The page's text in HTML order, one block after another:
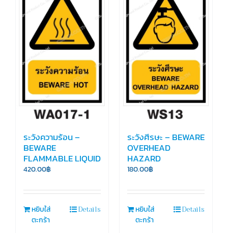
ระวังความร้อน –
BEWARE
FLAMMABLE LIQUID
420.00฿
หยิบใส่
ตะกร้า
Details
ระวังศีรษะ – BEWARE
OVERHEAD
HAZARD
180.00฿
หยิบใส่
ตะกร้า
Details